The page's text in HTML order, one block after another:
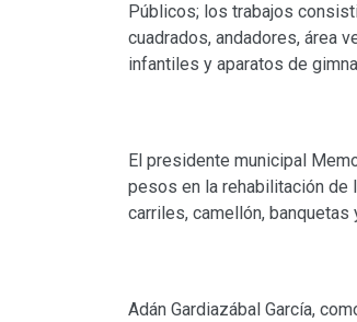
Públicos; los trabajos
cuadrados, andadores, área
infantiles y aparatos de
El presidente municipal
pesos en la rehabilitación de
carriles, camellón, banquetas
Adán Gardiazábal García,